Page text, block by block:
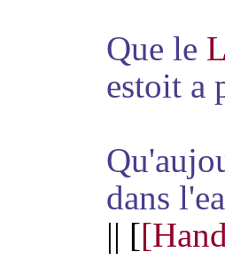
Que le
estoit a
dans
|| [